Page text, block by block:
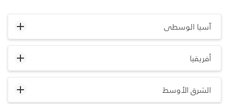
آسيا الوسطى
أفريقيا
الشرق الأوسط